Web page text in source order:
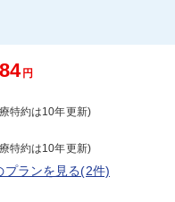
円
特約は10年更新)
特約は10年更新)
プランを見る(2件)